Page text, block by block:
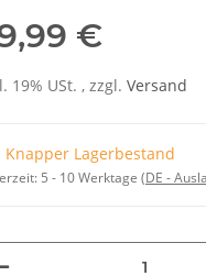
€
19% USt. , zzgl. Versand
Knapper Lagerbestand
5 - 10 Werktage (DE -